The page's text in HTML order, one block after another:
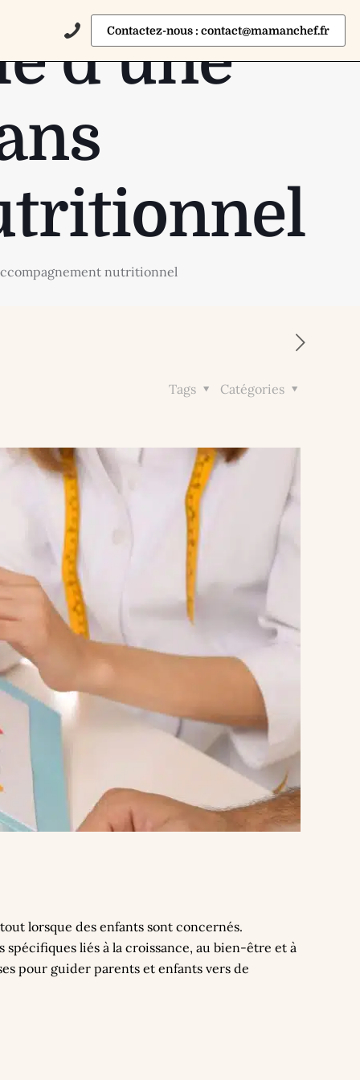
Contactez-nous : contact@mamanchef.fr
d’une
nutritionnel
Catégories
Tags
lorsque des enfants sont concernés.
liés à la croissance, au bien-être et à
pour guider parents et enfants vers de